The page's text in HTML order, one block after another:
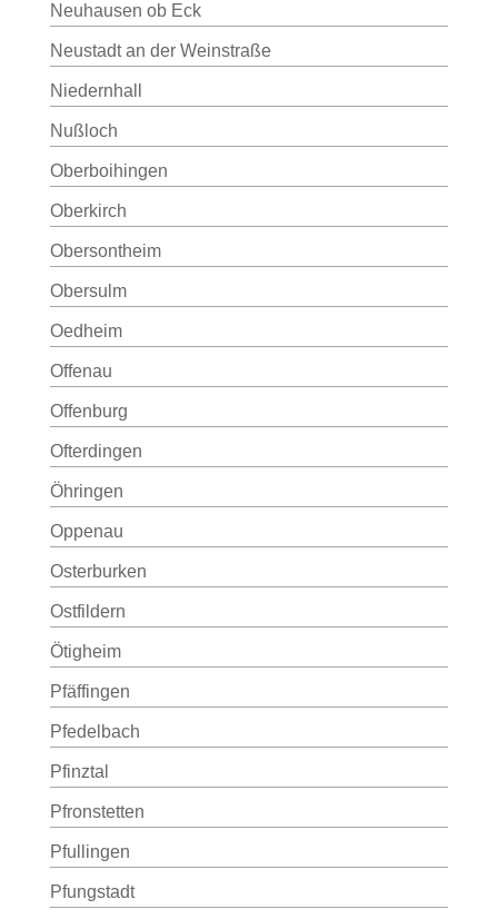
Neuhausen ob Eck
Neustadt an der Weinstraße
Niedernhall
Nußloch
Oberboihingen
Oberkirch
Obersontheim
Obersulm
Oedheim
Offenau
Offenburg
Ofterdingen
Öhringen
Oppenau
Osterburken
Ostfildern
Ötigheim
Pfäffingen
Pfedelbach
Pfinztal
Pfronstetten
Pfullingen
Pfungstadt